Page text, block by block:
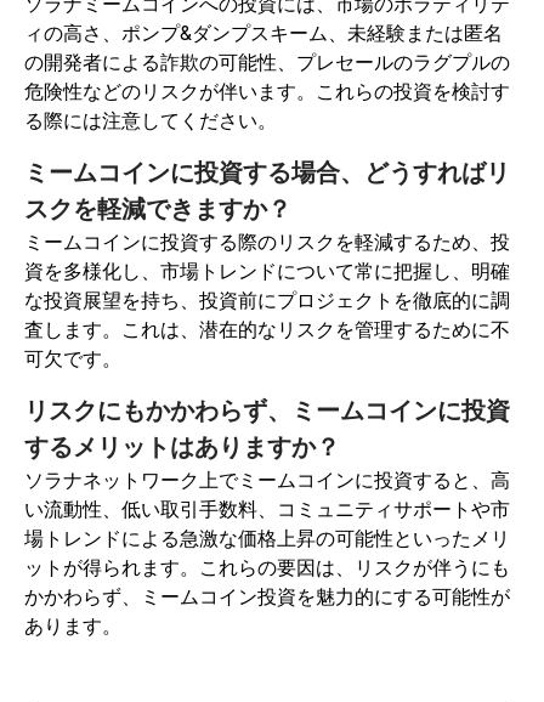
ィの高さ、ポンプ&ダンプスキーム、未経験または匿名
の開発者による詐欺の可能性、プレセールのラグプルの
危険性などのリスクが伴います。これらの投資を検討す
る際には注意してください。
ミームコインに投資する場合、どうすればリ
スクを軽減できますか？
ミームコインに投資する際のリスクを軽減するため、投
資を多様化し、市場トレンドについて常に把握し、明確
な投資展望を持ち、投資前にプロジェクトを徹底的に調
査します。これは、潜在的なリスクを管理するために不
可欠です。
リスクにもかかわらず、ミームコインに投資
するメリットはありますか？
ソラナネットワーク上でミームコインに投資すると、高
い流動性、低い取引手数料、コミュニティサポートや市
場トレンドによる急激な価格上昇の可能性といったメリ
ットが得られます。これらの要因は、リスクが伴うにも
かかわらず、ミームコイン投資を魅力的にする可能性が
あります。